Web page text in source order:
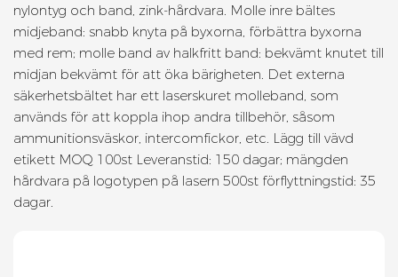
nylontyg och band, zink-hårdvara. Molle inre bältes
midjeband: snabb knyta på byxorna, förbättra byxorna
med rem; molle band av halkfritt band: bekvämt knutet till
midjan bekvämt för att öka bärigheten. Det externa
säkerhetsbältet har ett laserskuret molleband, som
används för att koppla ihop andra tillbehör, såsom
ammunitionsväskor, intercomfickor, etc. Lägg till vävd
etikett MOQ 100st Leveranstid: 150 dagar; mängden
hårdvara på logotypen på lasern 500st förflyttningstid: 35
dagar.